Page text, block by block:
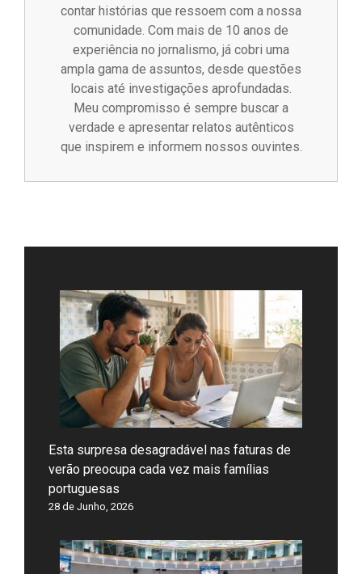
contar histórias que ressoem com a nossa
comunidade. Com mais de 10 anos de
experiência no jornalismo, já cobri uma
ampla gama de assuntos, desde questões
locais até investigações aprofundadas.
Meu compromisso é sempre buscar a
verdade e apresentar relatos autênticos
que inspirem e informem nossos ouvintes.
Esta surpresa desagradável nas faturas de
verão preocupa cada vez mais famílias
portuguesas
28 de Junho, 2026